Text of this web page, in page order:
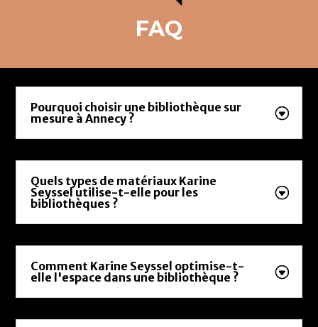
FAQ
Pourquoi choisir une bibliothèque sur
mesure à Annecy ?
Quels types de matériaux Karine
Seyssel utilise-t-elle pour les
bibliothèques ?
Comment Karine Seyssel optimise-t-
elle l'espace dans une bibliothèque ?